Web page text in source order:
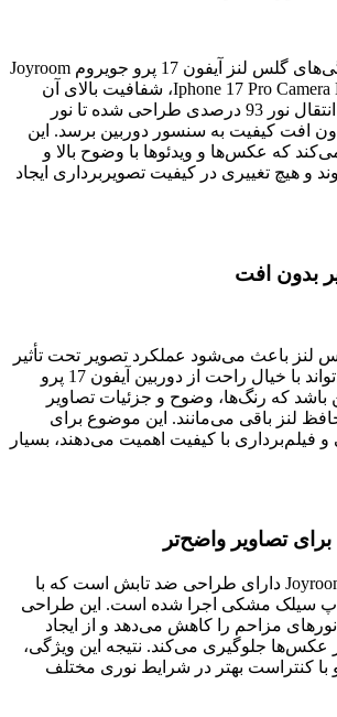
یکی از مهم‌ترین ویژگی‌های گلس لنز آیفون 17 پرو جویروم Joyroom
Iphone 17 Pro Camera Lens Glass JR-17LJ3، شفافیت بالای آن
است. این محصول با انتقال نور 93 درصدی طراحی شده تا نور
افت کیفیت به سنسور دوربین برسد. این
که عکس‌ها و ویدئوها با وضوح بالا و
و هیچ تغییری در کیفیت تصویربرداری ایجاد
بدون افت
لنز باعث می‌شود عملکرد تصویر تحت تأثیر
قرار نگیرد. کاربر می‌تواند با خیال راحت از دوربین آیفون 17 پرو
باشد که رنگ‌ها، وضوح و جزئیات تصاویر
لنز باقی می‌مانند. این موضوع برای
فیلم‌برداری با کیفیت اهمیت می‌دهند، بسیار
تصاویر واضح‌تر
گلس لنز Joyroom JR-17LJ3 دارای طراحی ضد تابش است که با
چاپ سیلک مشکی اجرا شده است. این طراحی
مزاحم را کاهش می‌دهد و از ایجاد
عکس‌ها جلوگیری می‌کند. نتیجه این ویژگی،
با کنتراست بهتر در شرایط نوری مختلف